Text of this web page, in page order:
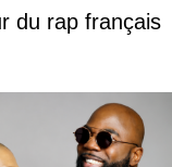
du rap français